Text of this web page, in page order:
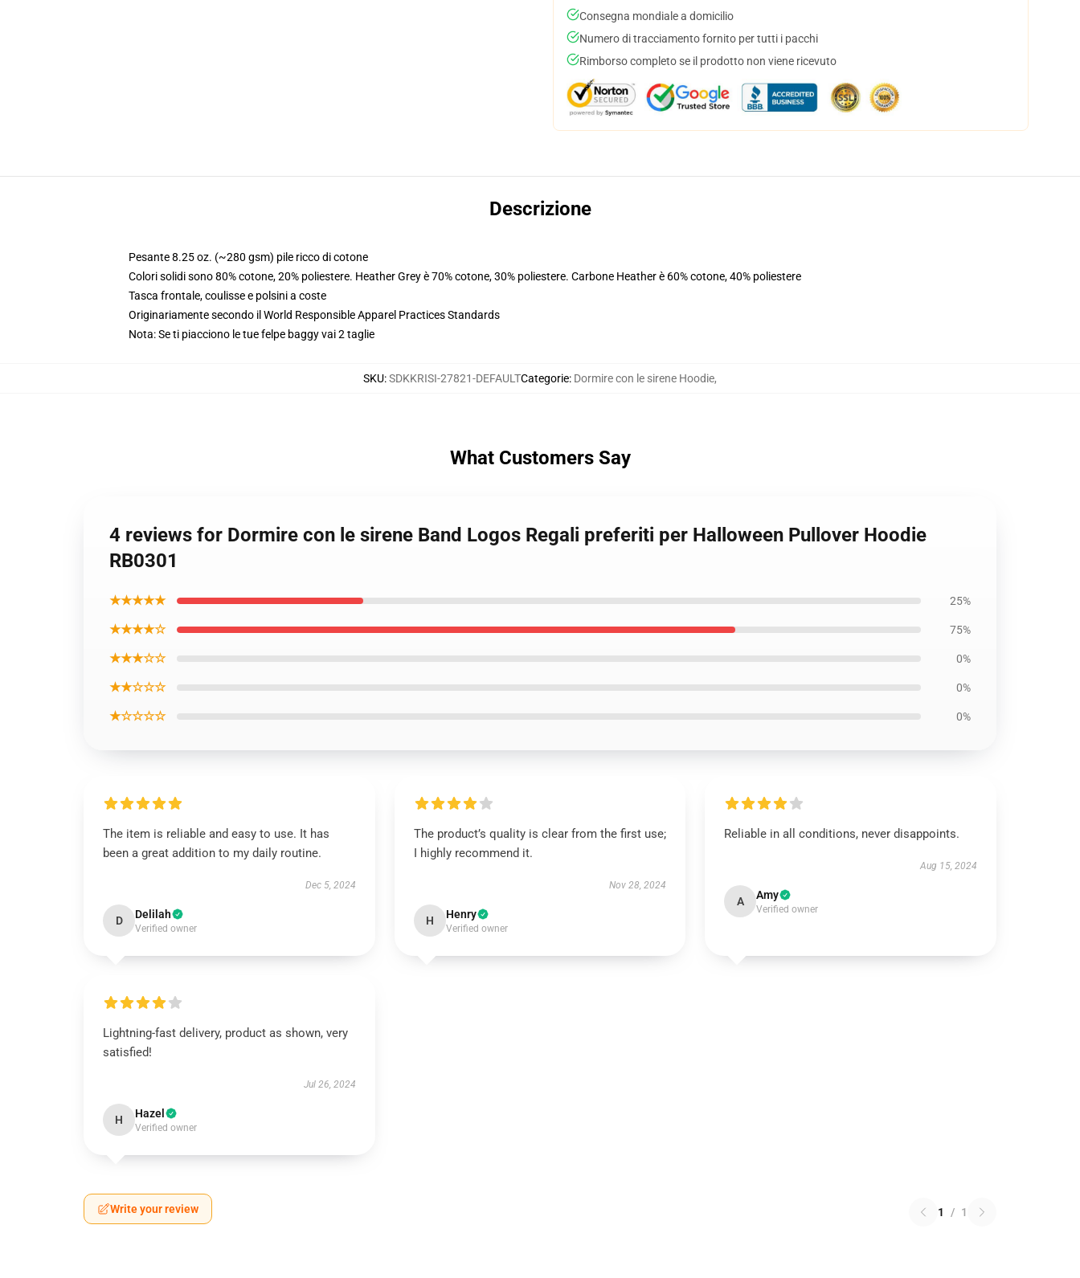
Consegna mondiale a domicilio
Numero di tracciamento fornito per tutti i pacchi
Rimborso completo se il prodotto non viene ricevuto
Descrizione
Pesante 8.25 oz. (~280 gsm) pile ricco di cotone
Colori solidi sono 80% cotone, 20% poliestere. Heather Grey è 70% cotone, 30% poliestere. Carbone Heather è 60% cotone, 40% poliestere
Tasca frontale, coulisse e polsini a coste
Originariamente secondo il World Responsible Apparel Practices Standards
Nota: Se ti piacciono le tue felpe baggy vai 2 taglie
SKU:SDKKRISI-27821-DEFAULTCategorie: Dormire con le sirene Hoodie,
What Customers Say
4 reviews for Dormire con le sirene Band Logos Regali preferiti per Halloween Pullover Hoodie
RB0301
★★★★★ 25%
★★★★☆ 75%
★★★☆☆ 0%
★★☆☆☆ 0%
★☆☆☆☆ 0%
The item is reliable and easy to use. It has
been a great addition to my daily routine.
Dec 5, 2024
D Delilah
Verified owner
The product’s quality is clear from the first use;
I highly recommend it.
Nov 28, 2024
H Henry
Verified owner
Reliable in all conditions, never disappoints.
Aug 15, 2024
A Amy
Verified owner
Lightning-fast delivery, product as shown, very
satisfied!
Jul 26, 2024
H Hazel
Verified owner
Write your review 1 / 1